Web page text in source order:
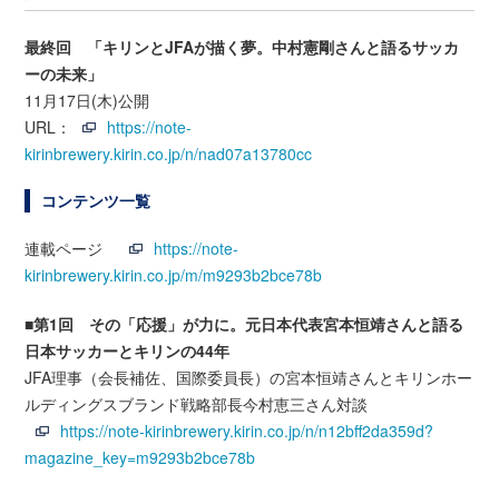
最終回 「キリンとJFAが描く夢。中村憲剛さんと語るサッカ
ーの未来」
11月17日(木)公開
URL：
https://note-
kirinbrewery.kirin.co.jp/n/nad07a13780cc
コンテンツ一覧
連載ページ
https://note-
kirinbrewery.kirin.co.jp/m/m9293b2bce78b
■第1回 その「応援」が力に。元日本代表宮本恒靖さんと語る
日本サッカーとキリンの44年
JFA理事（会長補佐、国際委員長）の宮本恒靖さんとキリンホー
ルディングスブランド戦略部長今村恵三さん対談
https://note-kirinbrewery.kirin.co.jp/n/n12bff2da359d?
magazine_key=m9293b2bce78b